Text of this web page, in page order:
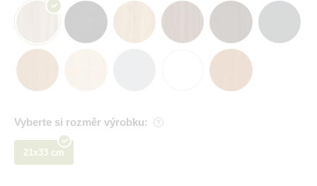
Vyberte si rozměr výrobku:
21x33 cm